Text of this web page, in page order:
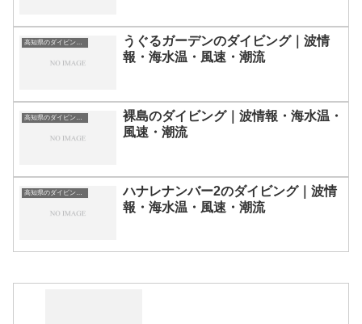
うぐるガーデンのダイビング｜波情
報・海水温・風速・潮流
裸島のダイビング｜波情報・海水温・
風速・潮流
ハナレナンバー2のダイビング｜波情
報・海水温・風速・潮流